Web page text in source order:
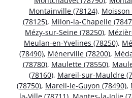
Montainville (78124), Moisson
(78125), Milon-la-Chapelle
Mézy-sur-Seine (78250),
Meulan-en-Yvelines (78250),
(78490), Ménerville (78200),
(78780), Maulette (78550),
(78160), Mareil-sur-Mauldre
(78750), Mareil-le-Guyon (78490),